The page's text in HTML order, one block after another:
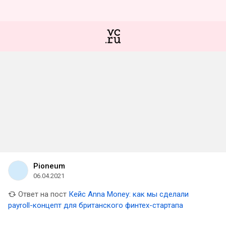
Pioneum
06.04.2021
Ответ на пост Кейс Anna Money: как мы сделали
payroll-концепт для британского финтех-стартапа